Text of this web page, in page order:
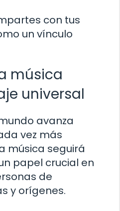
con tus
un vínculo
música
universal
avanza
vez más
música seguirá
papel crucial en
de
y orígenes.